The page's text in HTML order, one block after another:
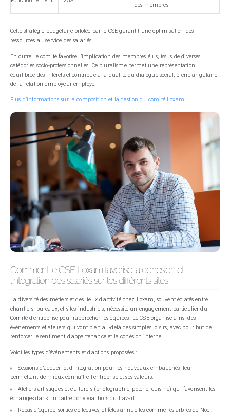
des membres
Cette stratégie budgétaire pilotée par le CSE garantit une optimisation des
ressources au service des salariés.
En outre, le comité favorise l’implication des membres élus, issus de diverses
catégories socio-professionnelles. Ce pluralisme permet une représentation
équilibrée des intérêts et contribue à la qualité du dialogue social, pierre angulaire
de la relation employeur-employé.
Plus d’informations sur la composition et la gestion du comité Loxam
Comment le CSE Loxam favorise la cohésion et
l’intégration des salariés sur les différents sites
La diversité des métiers et des lieux d’activité chez Loxam, souvent éclatés entre
chantiers, bureaux, et sites industriels, nécessite un engagement particulier du
Comité d’entreprise pour rapprocher les équipes. Le CSE organise ainsi des
événements et ateliers qui vont bien au-delà des simples loisirs, avec pour but de
renforcer le sentiment d’appartenance et la cohésion interne.
Voici les types d’événements et d’actions proposées :
Sessions d’accueil et d’intégration pour les nouveaux embauchés, leur
permettant de mieux connaître l’entreprise et ses valeurs.
Ateliers artistiques et culturels (photographie, poterie, cuisine) qui favorisent les
échanges dans un cadre convivial hors du travail.
Repas d’équipe, sorties collectives, et fêtes annuelles comme les arbres de Noël.